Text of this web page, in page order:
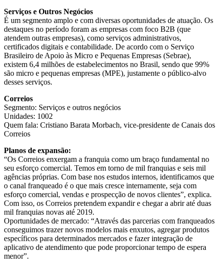
Serviços e Outros Negócios
É um segmento amplo e com diversas oportunidades de atuação. Os
destaques no período foram as empresas com foco B2B (que
atendem outras empresas), como serviços administrativos,
certificados digitais e contabilidade. De acordo com o Serviço
Brasileiro de Apoio às Micro e Pequenas Empresas (Sebrae),
existem 6,4 milhões de estabelecimentos no Brasil, sendo que 99%
são micro e pequenas empresas (MPE), justamente o público-alvo
desses serviços.
Correios
Segmento: Serviços e outros negócios
Unidades: 1002
Quem fala: Cristiano Barata Morbach, vice-presidente de Canais dos
Correios
Planos de expansão:
“Os Correios enxergam a franquia como um braço fundamental no
seu esforço comercial. Temos em torno de mil franquias e seis mil
agências próprias. Com base nos estudos internos, identificamos que
o canal franqueado é o que mais cresce internamente, seja com
esforço comercial, vendas e prospecção de novos clientes”, explica.
Com isso, os Correios pretendem expandir e chegar a abrir até duas
mil franquias novas até 2019.
Oportunidades de mercado: “Através das parcerias com franqueados
conseguimos trazer novos modelos mais enxutos, agregar produtos
específicos para determinados mercados e fazer integração de
aplicativo de atendimento que pode proporcionar tempo de espera
menor”.